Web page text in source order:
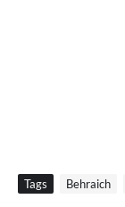
Tags Behraich